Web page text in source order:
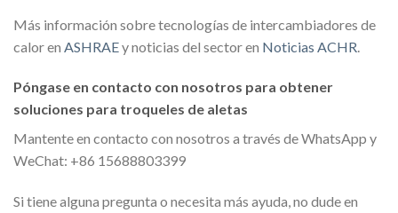
Más información sobre tecnologías de intercambiadores de
calor en ASHRAEy noticias del sector en Noticias ACHR
Póngase en contacto con nosotros para obtener
soluciones para troqueles de aletas
Mantente en contacto con nosotros a través de WhatsApp y
WeChat: +86 15688803399
Si tiene alguna pregunta o necesita más ayuda, no dude en